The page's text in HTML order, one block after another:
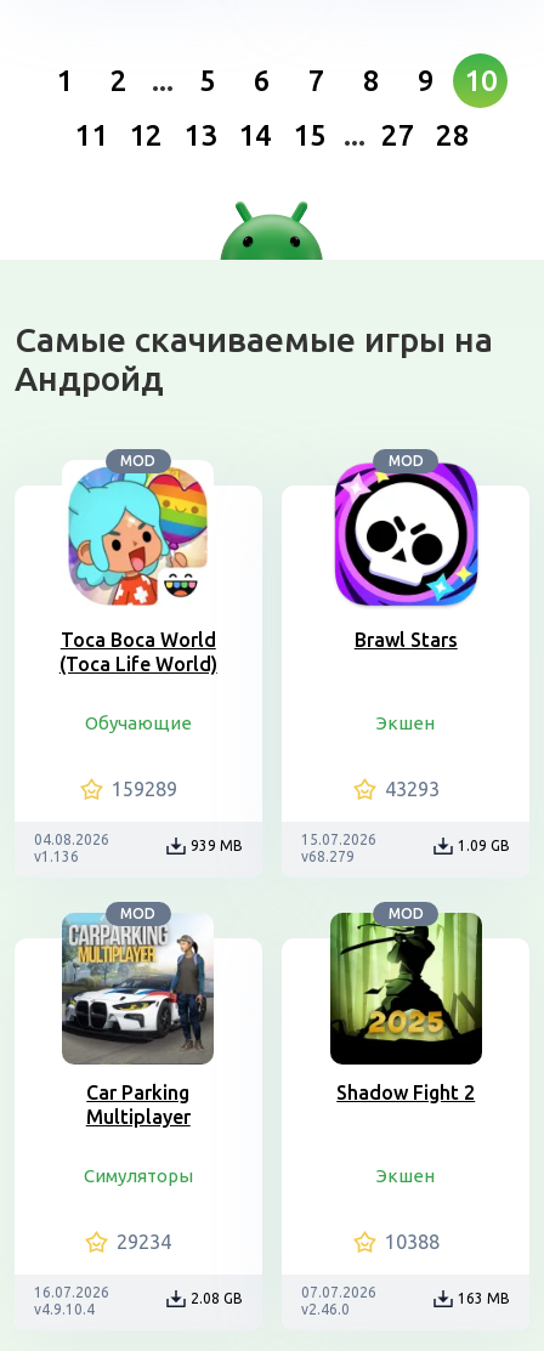
1 2 ... 5 6 7 8 9
10
11
12 13 14 15 ... 27 28
Самые скачиваемые игры на
Андройд
MOD
Toca Boca World
(Toca Life World)
Обучающие
159289
04.08.2026
v1.136
939 MB
MOD
Brawl Stars
Экшен
43293
15.07.2026
v68.279
1.09 GB
MOD
Car Parking
Multiplayer
Симуляторы
29234
16.07.2026
v4.9.10.4
2.08 GB
MOD
Shadow Fight 2
Экшен
10388
07.07.2026
v2.46.0
163 MB